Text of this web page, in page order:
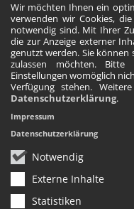
Wir möchten Ihnen ein
verwenden wir Cookies,
notwendig sind. Mit Ihrer
die zur Anzeige externer
genutzt werden. Sie können
zulassen möchten.
Einstellungen womöglich
Verfügung stehen.
Datenschutzerklärung.
Notwendig
Externe Inhalte
Statistiken
Impressum
Datenschutzerklärung